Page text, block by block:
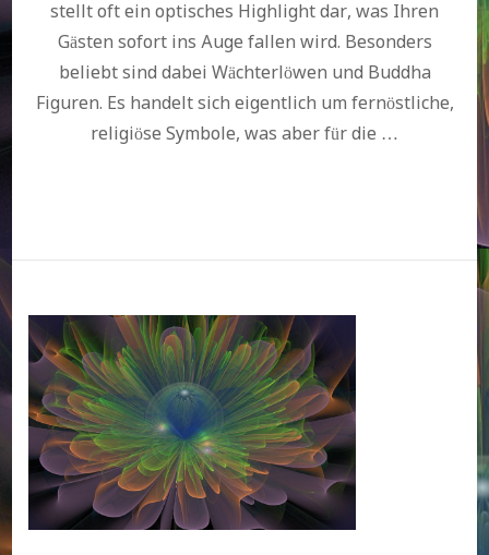
stellt oft ein optisches Highlight dar, was Ihren
Gästen sofort ins Auge fallen wird. Besonders
beliebt sind dabei Wächterlöwen und Buddha
Figuren. Es handelt sich eigentlich um fernöstliche,
religiöse Symbole, was aber für die …